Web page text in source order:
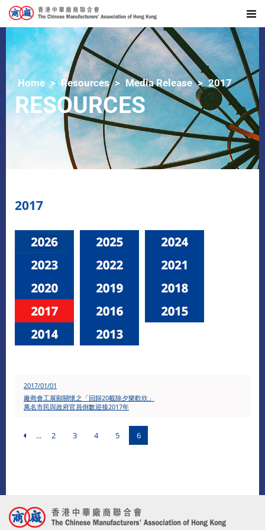
Home Resources Media Release 2017
RESOURCES
2017
2017/01/01
廠商會工展顯關懷之「回歸20載除夕樂歡欣」
萬名市民與政府官員倒數迎接2017年
... 2 3 4 5 6